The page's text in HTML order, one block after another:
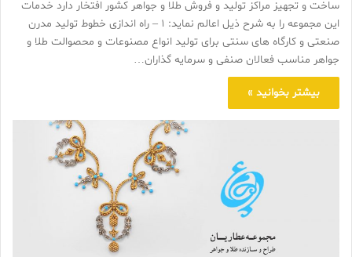
ساخت و تجهیز مراکز تولید و فروش طلا و جواهر کشور افتخار دارد خدمات
این مجموعه را به شرح ذیل اعالم نماید: ۱ – راه اندازی خطوط تولید مدرن
صنعتی و کارگاه های سنتی برای تولید انواع مصنوعات و محصوالت طلا و
جواهر مناسب فعالان صنفی و سرمایه گذاران…
بیشتر بخوانید »